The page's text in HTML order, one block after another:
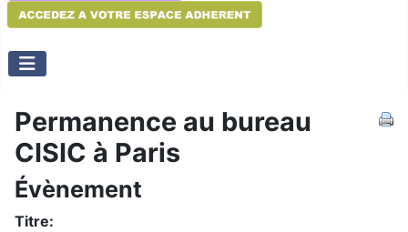
Permanence au bureau
CISIC à Paris
Évènement
Titre: